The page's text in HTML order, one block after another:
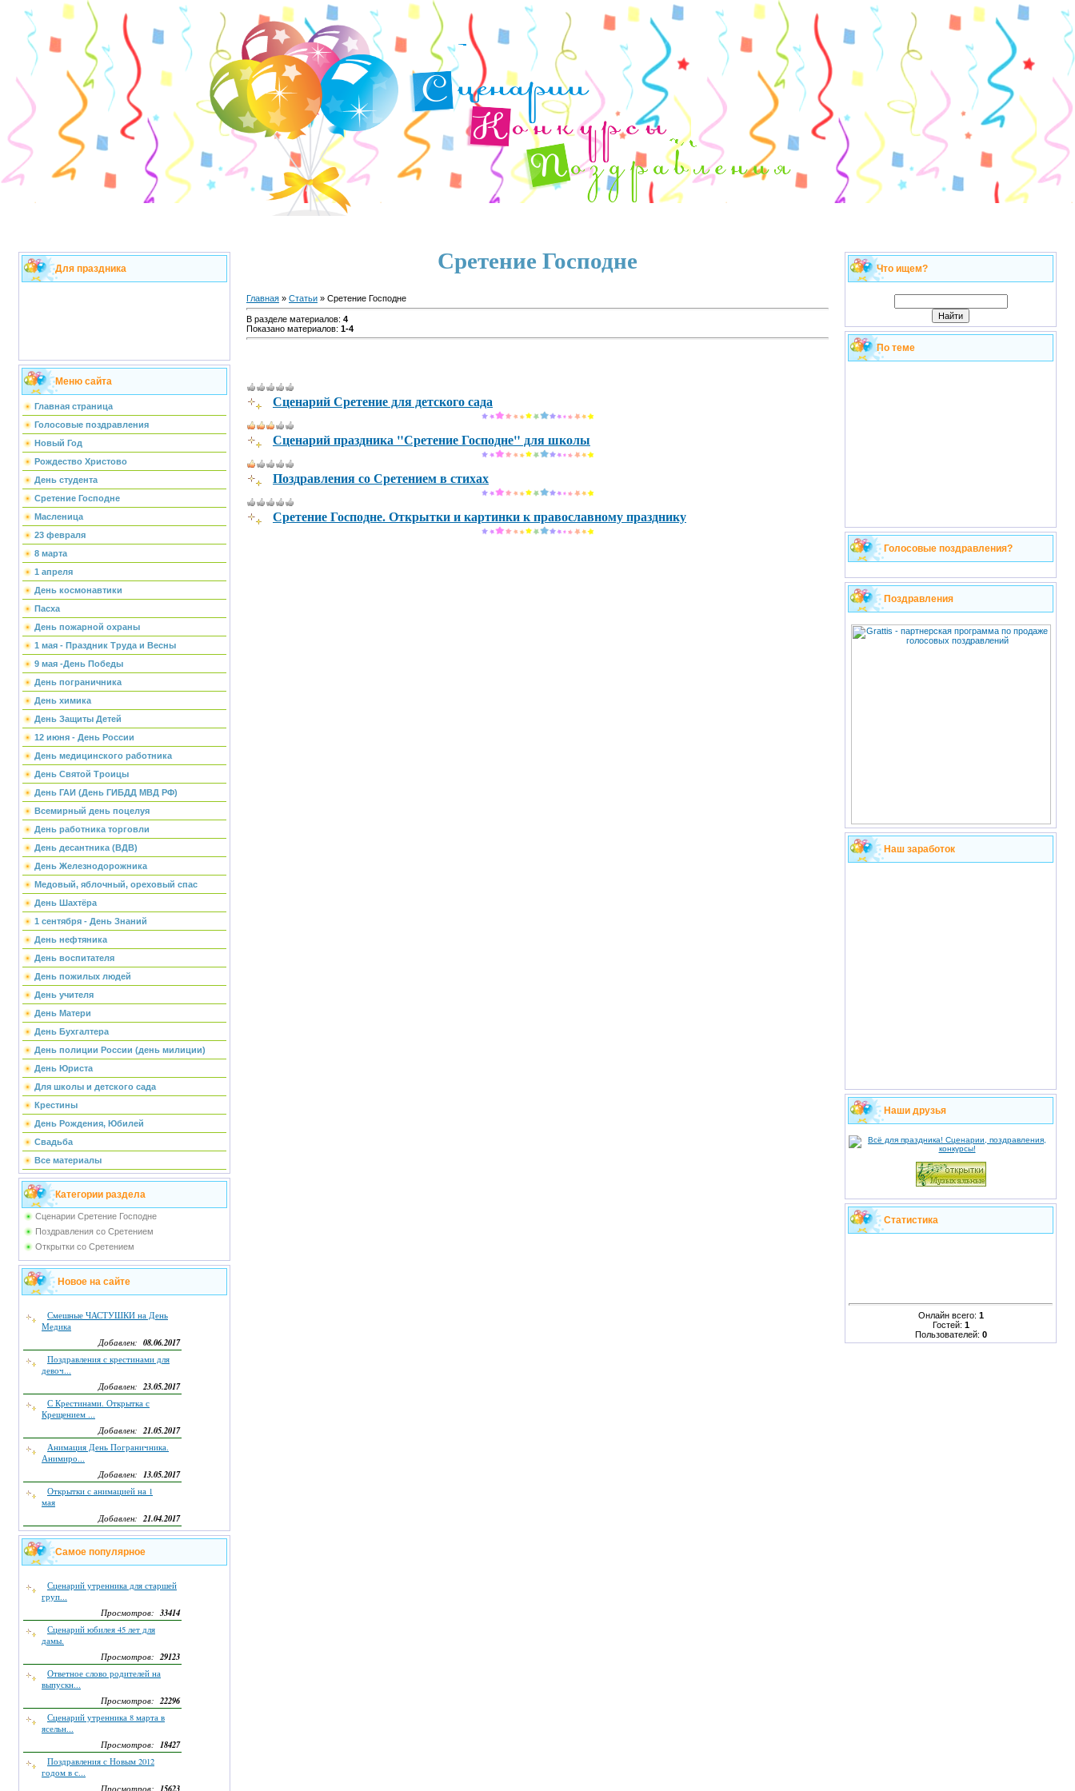
Для праздника
Меню сайта
Главная страница
Голосовые поздравления
Новый Год
Рождество Христово
День студента
Сретение Господне
Масленица
23 февраля
8 марта
1 апреля
День космонавтики
Пасха
День пожарной охраны
1 мая - Праздник Труда и Весны
9 мая -День Победы
День пограничника
День химика
День Защиты Детей
12 июня - День России
День медицинского работника
День Святой Троицы
День ГАИ (День ГИБДД МВД РФ)
Всемирный день поцелуя
День работника торговли
День десантника (ВДВ)
День Железнодорожника
Медовый, яблочный, ореховый спас
День Шахтёра
1 сентября - День Знаний
День нефтяника
День воспитателя
День пожилых людей
День учителя
День Матери
День Бухгалтера
День полиции России (день милиции)
День Юриста
Для школы и детского сада
Крестины
День Рождения, Юбилей
Свадьба
Все материалы
Категории раздела
Сценарии Сретение Господне
Поздравления со Сретением
Открытки со Сретением
Новое на сайте
Смешные ЧАСТУШКИ на День
Медика
Добавлен: 08.06.2017
Поздравления с крестинами для
девоч...
Добавлен:23.05.2017
С Крестинами. Открытка с
Крещением ...
Добавлен:21.05.2017
Анимация День Пограничника.
Анимиро...
Добавлен: 13.05.2017
Открытки с анимацией на 1
мая
Добавлен:21.04.2017
Самое популярное
Сценарий утренника для старшей
груп...
Просмотров: 33414
Сценарий юбилея 45 лет для
дамы.
Просмотров:29123
Ответное слово родителей на
выпускн...
Просмотров:22296
Сценарий утренника 8 марта в
ясельн...
Просмотров: 18427
Поздравления с Новым 2012
годом в с...
Просмотров: 15623
Сретение Господне
Главная » Статьи » Сретение Господне
В разделе материалов: 4
Показано материалов: 1-4
Сценарий Сретение для детского сада
Сценарий праздника "Сретение Господне" для школы
Поздравления со Сретением в стихах
Сретение Господне. Открытки и картинки к православному празднику
Что ищем?
По теме
Голосовые поздравления?
Поздравления
Наш заработок
Наши друзья
Статистика
Онлайн всего: 1
Гостей: 1
Пользователей: 0